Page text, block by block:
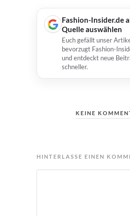
Fashion-Insider.de
Quelle auswählen
Euch gefällt unser
bevorzugt Fashion-
und entdeckt neue
schneller.
KEINE
HINTERLASSE EINEN